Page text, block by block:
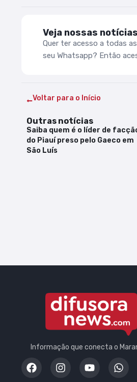
Veja nossas
Quer ter acesso a todas
seu Whatsapp? Então
Voltar para o Início
Outras notícias
Saiba quem é o líder de
do Piauí preso pelo Gaeco em
São Luís
Informação que conecta o